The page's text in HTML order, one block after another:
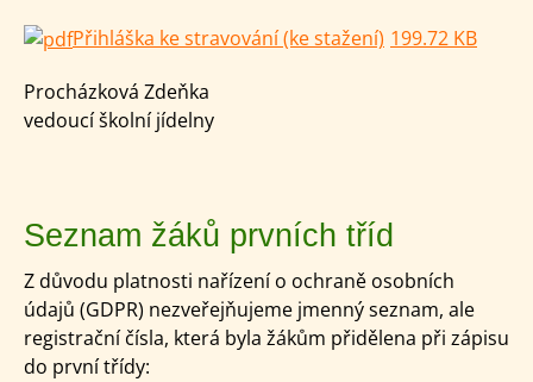
Přihláška ke stravování (ke stažení) 199.72 KB
Procházková Zdeňka
vedoucí školní jídelny
Seznam žáků prvních tříd
Z důvodu platnosti nařízení o ochraně osobních
údajů (GDPR) nezveřejňujeme jmenný seznam, ale
registrační čísla, která byla žákům přidělena při zápisu
do první třídy: